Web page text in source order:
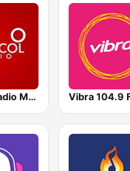
Caracol Radio Medellín Vibra 104.9